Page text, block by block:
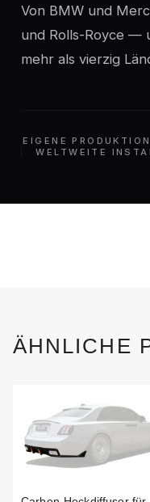
Von BMW und
und Rolls-Royce —
mehr als vierzig
EIGENE PRODUKTION
WELTWEITE
ÄHNLICHE